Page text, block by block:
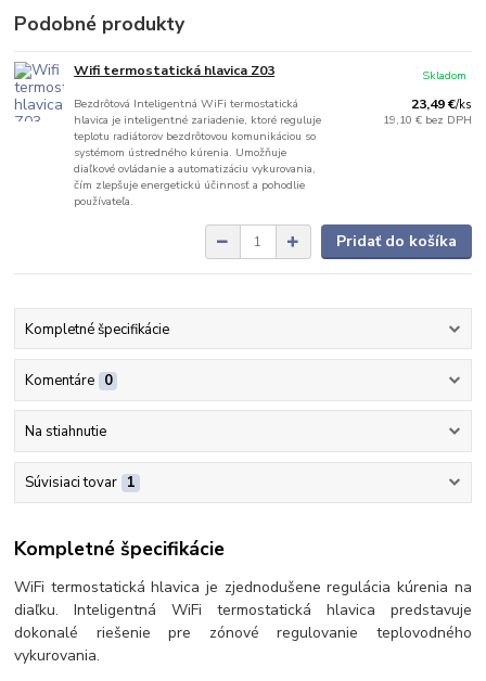
Podobné produkty
Wifi termostatická hlavica Z03
Bezdrôtová Inteligentná WiFi termostatická
hlavica je inteligentné zariadenie, ktoré reguluje
teplotu radiátorov bezdrôtovou komunikáciou so
systémom ústredného kúrenia. Umožňuje
diaľkové ovládanie a automatizáciu vykurovania,
čím zlepšuje energetickú účinnosť a pohodlie
používateľa.
23,49 €/ks
19,10 € bez DPH
Skladom
Pridať do košíka
Kompletné špecifikácie
Komentáre 0
Na stiahnutie
Súvisiaci tovar 1
Kompletné špecifikácie
WiFi termostatická hlavica je zjednodušene regulácia kúrenia na
diaľku. Inteligentná WiFi termostatická hlavica predstavuje
dokonalé riešenie pre zónové regulovanie teplovodného
vykurovania.